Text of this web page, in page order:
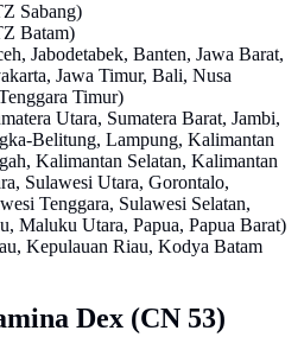
Sabang)
Batam)
Jabodetabek, Banten, Jawa Barat,
Jawa Timur, Bali, Nusa
Timur)
Utara, Sumatera Barat, Jambi,
Belitung, Lampung, Kalimantan
Kalimantan Selatan, Kalimantan
Sulawesi Utara, Gorontalo,
Tenggara, Sulawesi Selatan,
Maluku Utara, Papua, Papua Barat)
Kepulauan Riau, Kodya Batam
Dex (CN 53)